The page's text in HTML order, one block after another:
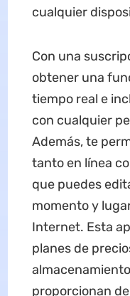
cualquier
Con una
obtener una
tiempo real e
con cualquier
Además, te
tanto en línea
que puedes
momento y
Internet. Esta
planes de
proporcionan